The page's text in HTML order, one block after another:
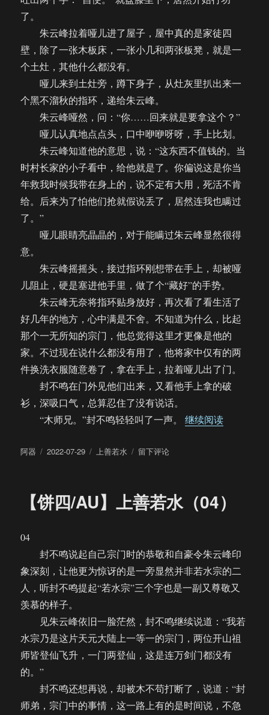
了。
朱云峰拉着哑儿进了屋子，屋中真的是家徒四
壁，除了一张木板床，一张小几和两张板凳，就是一
个土灶，其他什么都没有。
哑儿来到土灶旁，蹲下身子，从灶灰里扒出来一
个黑不溜秋的指环，递给朱云峰。
朱云峰哑然，问：“你……回来就是要拿这个？”
哑儿认真地点点头，口中咿咿呀呀，手上比划。
朱云峰知道他的意思，说：“这东西不值钱的。当
时村长家的小子看中，给他就是了。你偏说这是你当
年救我时候我带在身上的，说不定有大用，死活不肯
给。后来为了怕他们抢就假说丢了，居然连我也瞒过
了。”
哑儿眼睛亮晶晶的，对于能瞒过朱云峰显然很得
意。
朱云峰摇摇头，接过指环刚想带在手上，却被哑
儿阻止，硬是塞进他手里，做了个“藏好”的手势。
朱云峰无奈将指环贴身放好，再次看了看生活了
好几年的地方，心中满是不舍。不知道为什么，比起
那个一无所知的宗门，他总觉得这里才更像是他的
家。不过现在说什么都没有用了，他将家中仅有的两
件换洗衣服随意卷了，拿在手上，拉着哑儿出了门。
封不鸣在门外见他们出来，又看他手上拿的破
衫，深吸口气，总算忍住了没有说话。
“木师兄。”封不鸣轻轻叫了一声。继续阅读“【饼四/
作
阿器
发
2022-07-29
分
上善若水
于
善
若
留下评论
【饼四/AU】上善若水（04）
04
封不鸣说起自己宗门时的恭敬和自豪令朱云峰印
象深刻，让他更为惊讶的是一旁显然并非若水宗的二
人，听封不鸣提起“若水宗”三个字也是一副又尊敬又
羡慕的样子。
见朱云峰依旧一脸茫然，封不鸣继续说道：“我若
水宗乃是这片天元大陆上一等一的宗门，两位开山祖
师皆登仙飞升，一门两登仙，这是连万剑门都没有
的。”
封不鸣还想再说，却被木不苟打断了，说道：“封
师弟，宗门中的事情，这一路上有的是时间说，不急